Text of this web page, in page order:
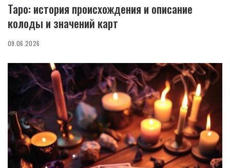
Таро: история происхождения и описание
колоды и значений карт
09.06.2026